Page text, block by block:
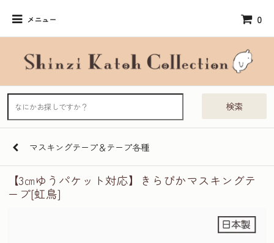
メニュー 0
検索
マスキングテープ＆テープ各種
【3㎝ゆうパケット対応】きらぴかマスキングテ
ープ[虹鳥]